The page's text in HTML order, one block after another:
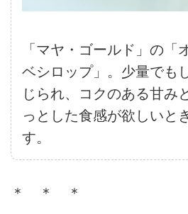
「マヤ・ゴールド」の「
ベシロップ」。少量でも
じられ、コクのある甘み
っとした食感が欲しいと
す。
＊ ＊ ＊